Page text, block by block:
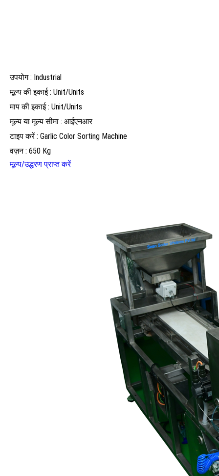
उपयोग : Industrial
मूल्य की इकाई : Unit/Units
माप की इकाई : Unit/Units
मूल्य या मूल्य सीमा : आईएनआर
टाइप करें : Garlic Color Sorting Machine
वज़न : 650 Kg
मूल्य/उद्धरण प्राप्त करें